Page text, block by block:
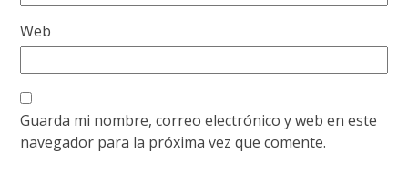
Web
Guarda mi nombre, correo electrónico y web en este
navegador para la próxima vez que comente.